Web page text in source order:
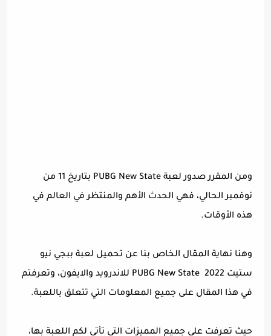
ومن المقرر صدور لعبة PUBG New State بتاريخ 11 من
نوفمبر الحالي، فهي الحدث الأهم والمنتظر في العالم في
هذه الأوقات.
وهنا نهاية المقال الخاص بنا عن تحميل لعبة ببجي نيو
ستيت PUBG New State 2022 للاندرويد والايفون، وتعرفتم
في هذا المقال على جميع المعلومات التي تتعلق باللعبة.
حيث تعرفت على جميع المميزات التي تأتي لكم اللعبة بها،